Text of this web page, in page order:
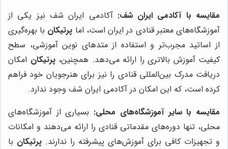
مقایسه با آکادمی ایران شف: آکادمی ایران شف نیز یکی از
آموزشگاه‌های معتبر قنادی در ایران است، اما پرتیکان با بهره‌گیری
از اساتید مجرب‌تر و استفاده از متدهای نوین آموزشی، سطح
کیفیت آموزش بالاتری را ارائه می‌دهد. همچنین،پرتیکان امکان
دریافت مدرک بین‌المللی قنادی را نیز برای هنرجویان خود فراهم
کرده است، که این امکان در آکادمی ایران شف وجود ندارد.
مقایسه با سایر آموزشگاه‌های محلی: بسیاری از آموزشگاه‌های
محلی، تنها دوره‌های مقدماتی قنادی را ارائه می‌دهند و امکانات
و تجهیزات کافی برای آموزش‌های پیشرفته را ندارند. پرتیکان با